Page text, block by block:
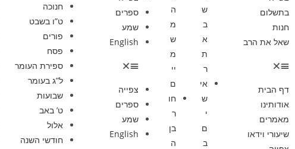
בתשלום
חנות
שאל את הרב
דף הבית
אודותינו
מאמרים
שיעורי וידאו
ש
ב
א
ת
ר
אי
ש
י
ם
ב
ה
מ
ש
מ
יי
ם
חו
ר
בן
ה
ספרים
שמע
English
צפייה
ספרים
שמע
English
חנוכה
ט”ו בשבט
פורים
פסח
ספירת העומר
ל”ג בעומר
שבועות
ט’ באב
אלול
חודשי השנה